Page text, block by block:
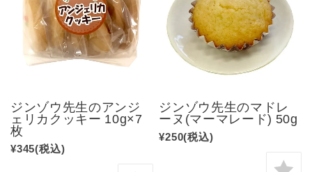
ジンゾウ先生のアンジ
ェリカクッキー 10g×7
枚
¥345(税込)
ジンゾウ先生のマドレ
ーヌ(マーマレード) 50g
¥250(税込)